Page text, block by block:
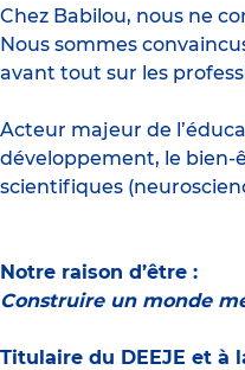
Chez Babilou, nous ne
Nous sommes
avant tout sur les
Acteur majeur de
développement, le bien-
scientifiques
Notre raison d’être :
Construire un monde
Titulaire du DEEJE et à